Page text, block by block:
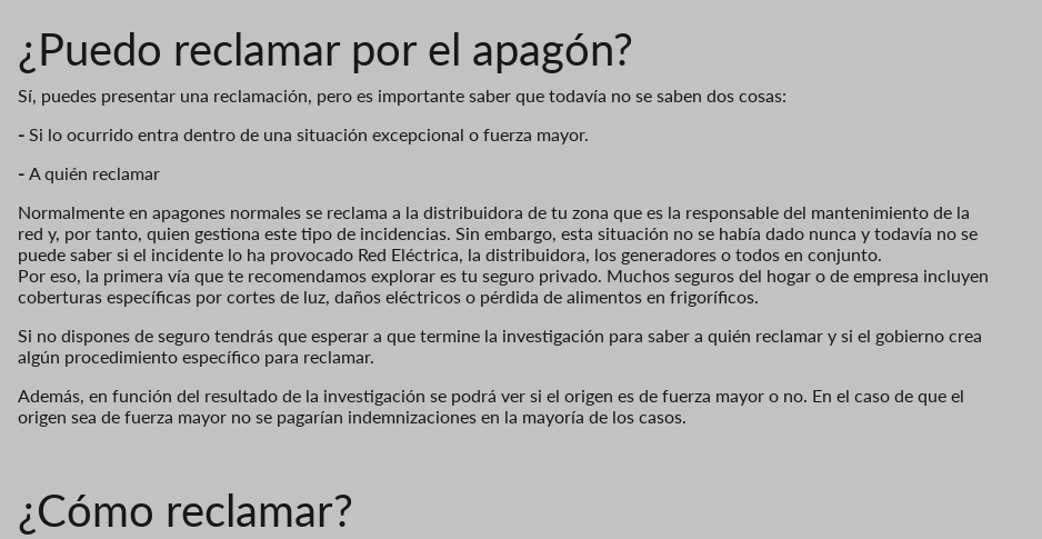
¿Puedo reclamar por el apagón?
Sí, puedes presentar una reclamación, pero es importante saber que todavía no se saben dos cosas:
- Si lo ocurrido entra dentro de una situación excepcional o fuerza mayor.
- A quién reclamar
Normalmente en apagones normales se reclama a la distribuidora de tu zona que es la responsable del mantenimiento de la
red y, por tanto, quien gestiona este tipo de incidencias. Sin embargo, esta situación no se había dado nunca y todavía no se
puede saber si el incidente lo ha provocado Red Eléctrica, la distribuidora, los generadores o todos en conjunto.
Por eso, la primera vía que te recomendamos explorar es tu seguro privado. Muchos seguros del hogar o de empresa incluyen
coberturas específicas por cortes de luz, daños eléctricos o pérdida de alimentos en frigoríficos.
Si no dispones de seguro tendrás que esperar a que termine la investigación para saber a quién reclamar y si el gobierno crea
algún procedimiento específico para reclamar.
Además, en función del resultado de la investigación se podrá ver si el origen es de fuerza mayor o no. En el caso de que el
origen sea de fuerza mayor no se pagarían indemnizaciones en la mayoría de los casos.
¿Cómo reclamar?